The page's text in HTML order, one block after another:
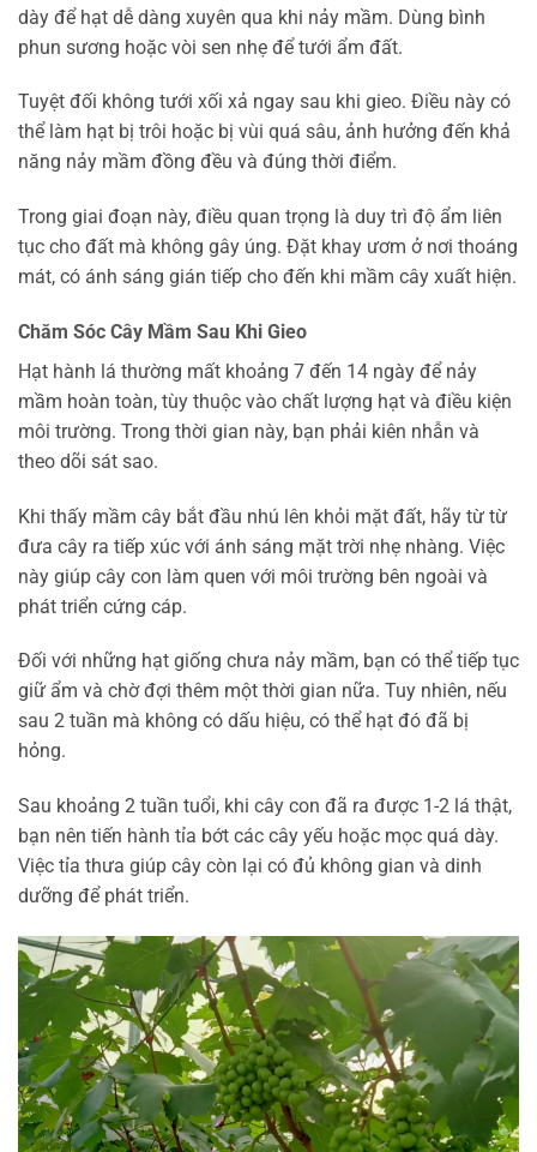
dày để hạt dễ dàng xuyên qua khi nảy mầm. Dùng bình
phun sương hoặc vòi sen nhẹ để tưới ẩm đất.
Tuyệt đối không tưới xối xả ngay sau khi gieo. Điều này có
thể làm hạt bị trôi hoặc bị vùi quá sâu, ảnh hưởng đến khả
năng nảy mầm đồng đều và đúng thời điểm.
Trong giai đoạn này, điều quan trọng là duy trì độ ẩm liên
tục cho đất mà không gây úng. Đặt khay ươm ở nơi thoáng
mát, có ánh sáng gián tiếp cho đến khi mầm cây xuất hiện.
Chăm Sóc Cây Mầm Sau Khi Gieo
Hạt hành lá thường mất khoảng 7 đến 14 ngày để nảy
mầm hoàn toàn, tùy thuộc vào chất lượng hạt và điều kiện
môi trường. Trong thời gian này, bạn phải kiên nhẫn và
theo dõi sát sao.
Khi thấy mầm cây bắt đầu nhú lên khỏi mặt đất, hãy từ từ
đưa cây ra tiếp xúc với ánh sáng mặt trời nhẹ nhàng. Việc
này giúp cây con làm quen với môi trường bên ngoài và
phát triển cứng cáp.
Đối với những hạt giống chưa nảy mầm, bạn có thể tiếp tục
giữ ẩm và chờ đợi thêm một thời gian nữa. Tuy nhiên, nếu
sau 2 tuần mà không có dấu hiệu, có thể hạt đó đã bị
hỏng.
Sau khoảng 2 tuần tuổi, khi cây con đã ra được 1-2 lá thật,
bạn nên tiến hành tỉa bớt các cây yếu hoặc mọc quá dày.
Việc tỉa thưa giúp cây còn lại có đủ không gian và dinh
dưỡng để phát triển.